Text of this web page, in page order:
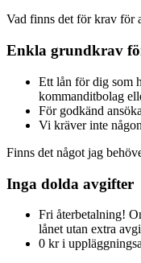
Vad finns det för krav för
Enkla grundkrav
Ett lån för dig som
kommanditbolag
För godkänd
Vi kräver inte
Finns det något jag
Inga dolda avgifter
Fri återbetalning!
lånet utan extra
0 kr i